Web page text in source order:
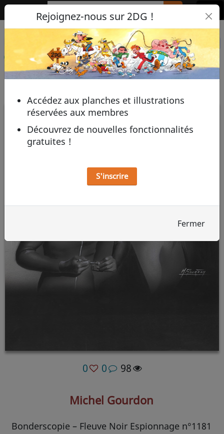
2DG Rejoignez-nous sur 2DG !
Accédez aux planches et illustrations
réservées aux membres
Découvrez de nouvelles fonctionnalités
gratuites !
S'inscrire
Fermer
Dans la collection de
Chricyr
Retour à la galerie
0 0 98
Michel Gourdon
Bonderscopie – Fleuve Noir Espionnage n°1181